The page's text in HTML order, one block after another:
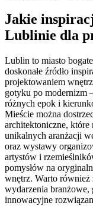
Jakie
Lublinie dla
Lublin to miasto
doskonałe źródło
projektowaniem
gotyku po modernizm
różnych epok i
Mieście można
architektoniczne, które
unikalnych aranżacji
oraz wystawy
artystów i
pomysłów na
wnętrz. Warto również
wydarzenia branżowe,
innowacyjne